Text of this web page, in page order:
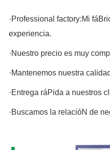
·Professional factory:Mi
experiencia.
·Nuestro precio es muy
·Mantenemos nuestra
·Entrega ráPida a nuestros
·Buscamos la relacióN de